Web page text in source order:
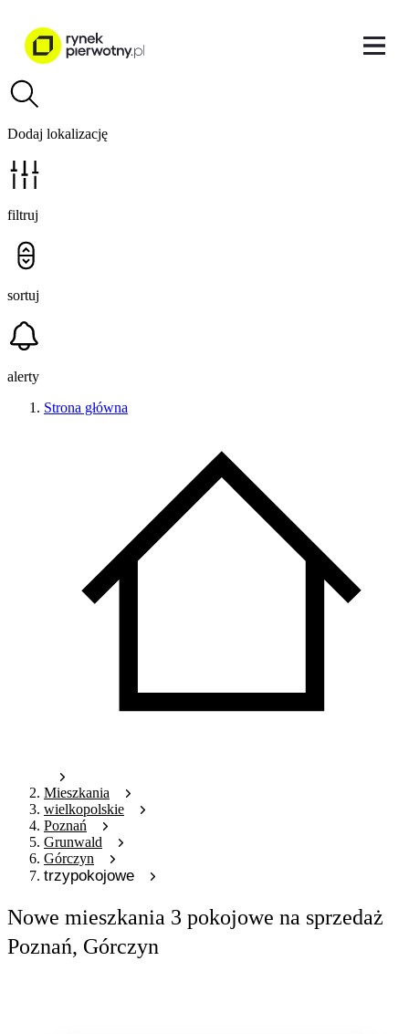
Dodaj lokalizację
filtruj
sortuj
alerty
Strona główna
Mieszkania
wielkopolskie
Poznań
Grunwald
Górczyn
trzypokojowe
Nowe mieszkania 3 pokojowe na sprzedaż
Poznań, Górczyn